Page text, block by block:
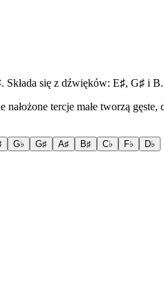
się z dźwięków: E♯, G♯ i
tercje małe tworzą
G♭ G♯ A♯ B♯ C♭ F♭ D♭